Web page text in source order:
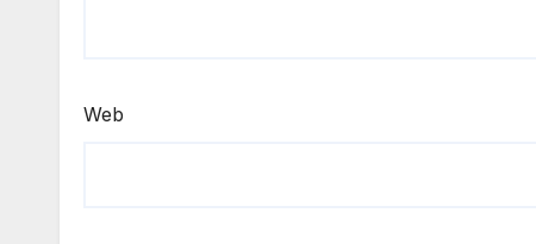
Web